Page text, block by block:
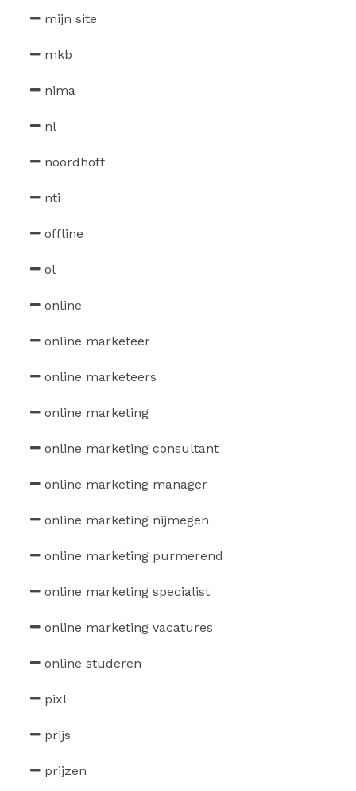
mijn site
mkb
nima
nl
noordhoff
nti
offline
ol
online
online marketeer
online marketeers
online marketing
online marketing consultant
online marketing manager
online marketing nijmegen
online marketing purmerend
online marketing specialist
online marketing vacatures
online studeren
pixl
prijs
prijzen